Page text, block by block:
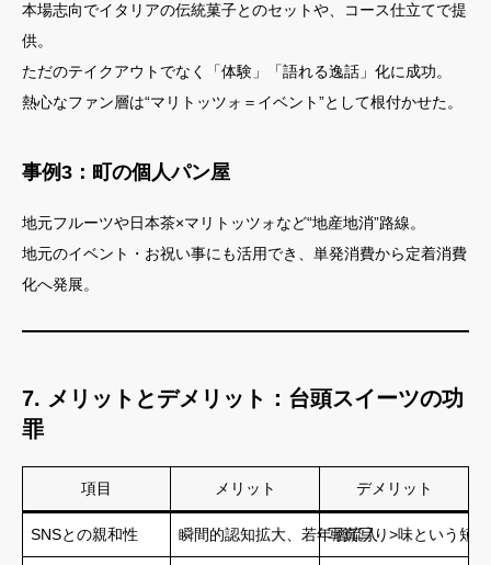
本場志向でイタリアの伝統菓子とのセットや、コース仕立てで提
供。
ただのテイクアウトでなく「体験」「語れる逸話」化に成功。
熱心なファン層は“マリトッツォ＝イベント”として根付かせた。
事例3：町の個人パン屋
地元フルーツや日本茶×マリトッツォなど“地産地消”路線。
地元のイベント・お祝い事にも活用でき、単発消費から定着消費
化へ発展。
7. メリットとデメリット：台頭スイーツの功
罪
項目 メリット デメリット
SNSとの親和性 瞬間的認知拡大、若年層流入写真写り>味という短